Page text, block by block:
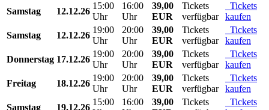
Samstag
12.12.26
15:00
Uhr
16:00
Uhr
39,00
EUR
Tickets
verfügbar
Tickets
kaufen
Samstag
12.12.26
19:00
Uhr
20:00
Uhr
39,00
EUR
Tickets
verfügbar
Tickets
kaufen
Donnerstag 17.12.26
19:00
Uhr
20:00
Uhr
39,00
EUR
Tickets
verfügbar
Tickets
kaufen
Freitag
18.12.26
19:00
Uhr
20:00
Uhr
39,00
EUR
Tickets
verfügbar
Tickets
kaufen
Samstag
19.12.26
15:00
16:00
39,00
Tickets
Tickets